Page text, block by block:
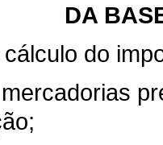
DA
do